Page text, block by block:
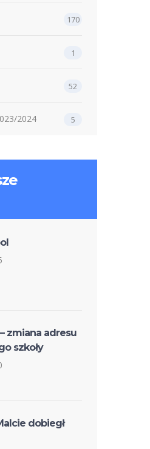
170
1
52
2024 5
zmiana adresu
szkoły
dobiegł